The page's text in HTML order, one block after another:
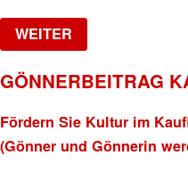
WEITER
GÖNNERBEITRAG
Fördern Sie Kultur im
(Gönner und Gönnerin